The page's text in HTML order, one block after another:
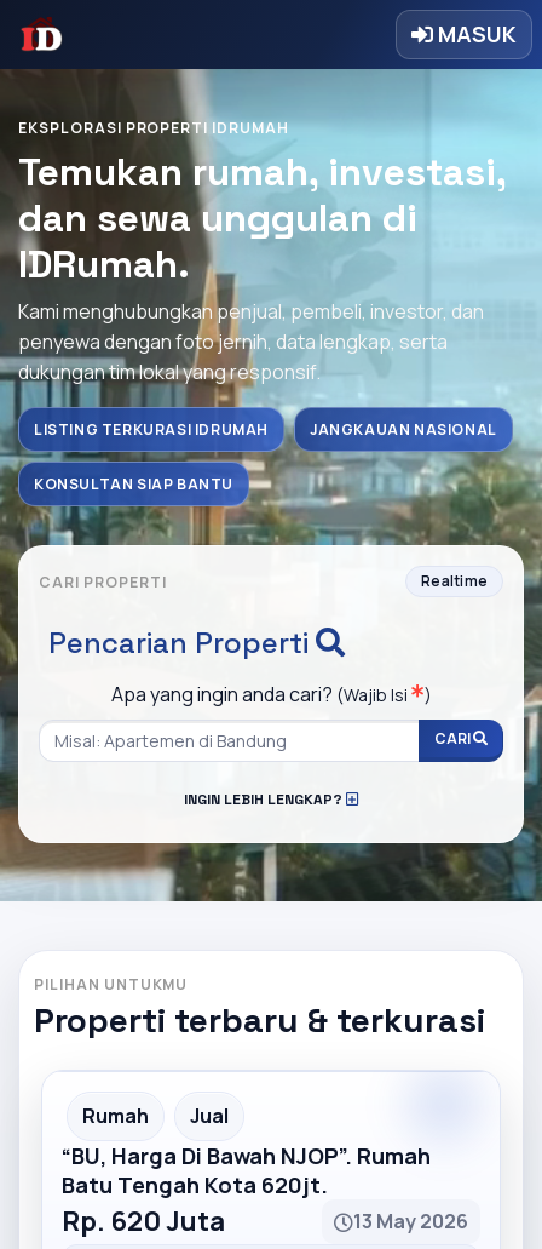
MASUK
EKSPLORASI PROPERTI IDRUMAH
Temukan rumah, investasi,
dan sewa unggulan di
IDRumah.
Kami menghubungkan penjual, pembeli, investor, dan
penyewa dengan foto jernih, data lengkap, serta
dukungan tim lokal yang responsif.
LISTING TERKURASI IDRUMAH JANGKAUAN NASIONAL
KONSULTAN SIAP BANTU
CARI PROPERTI Realtime
Pencarian Properti
Apa yang ingin anda cari? (Wajib Isi )
CARI
INGIN LEBIH LENGKAP?
PILIHAN UNTUKMU
Properti terbaru & terkurasi
Partner Ad
Rumah Jual
“BU, Harga Di Bawah NJOP”. Rumah
Batu Tengah Kota 620jt.
Rp. 620 Juta
13 May 2026